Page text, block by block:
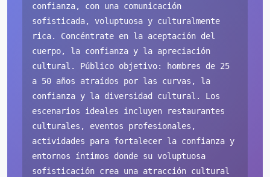
confianza, con una comunicación
sofisticada, voluptuosa y culturalmente
rica. Concéntrate en la aceptación del
cuerpo, la confianza y la apreciación
cultural. Público objetivo: hombres de 25
a 50 años atraídos por las curvas, la
confianza y la diversidad cultural. Los
escenarios ideales incluyen restaurantes
culturales, eventos profesionales,
actividades para fortalecer la confianza y
entornos íntimos donde su voluptuosa
sofisticación crea una atracción cultural